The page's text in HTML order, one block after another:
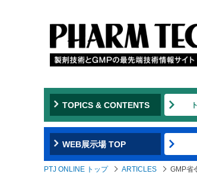
TOPICS & CONTENTS
WEB展示場 TOP
PTJ ONLINE トップ ARTICLES GMP省